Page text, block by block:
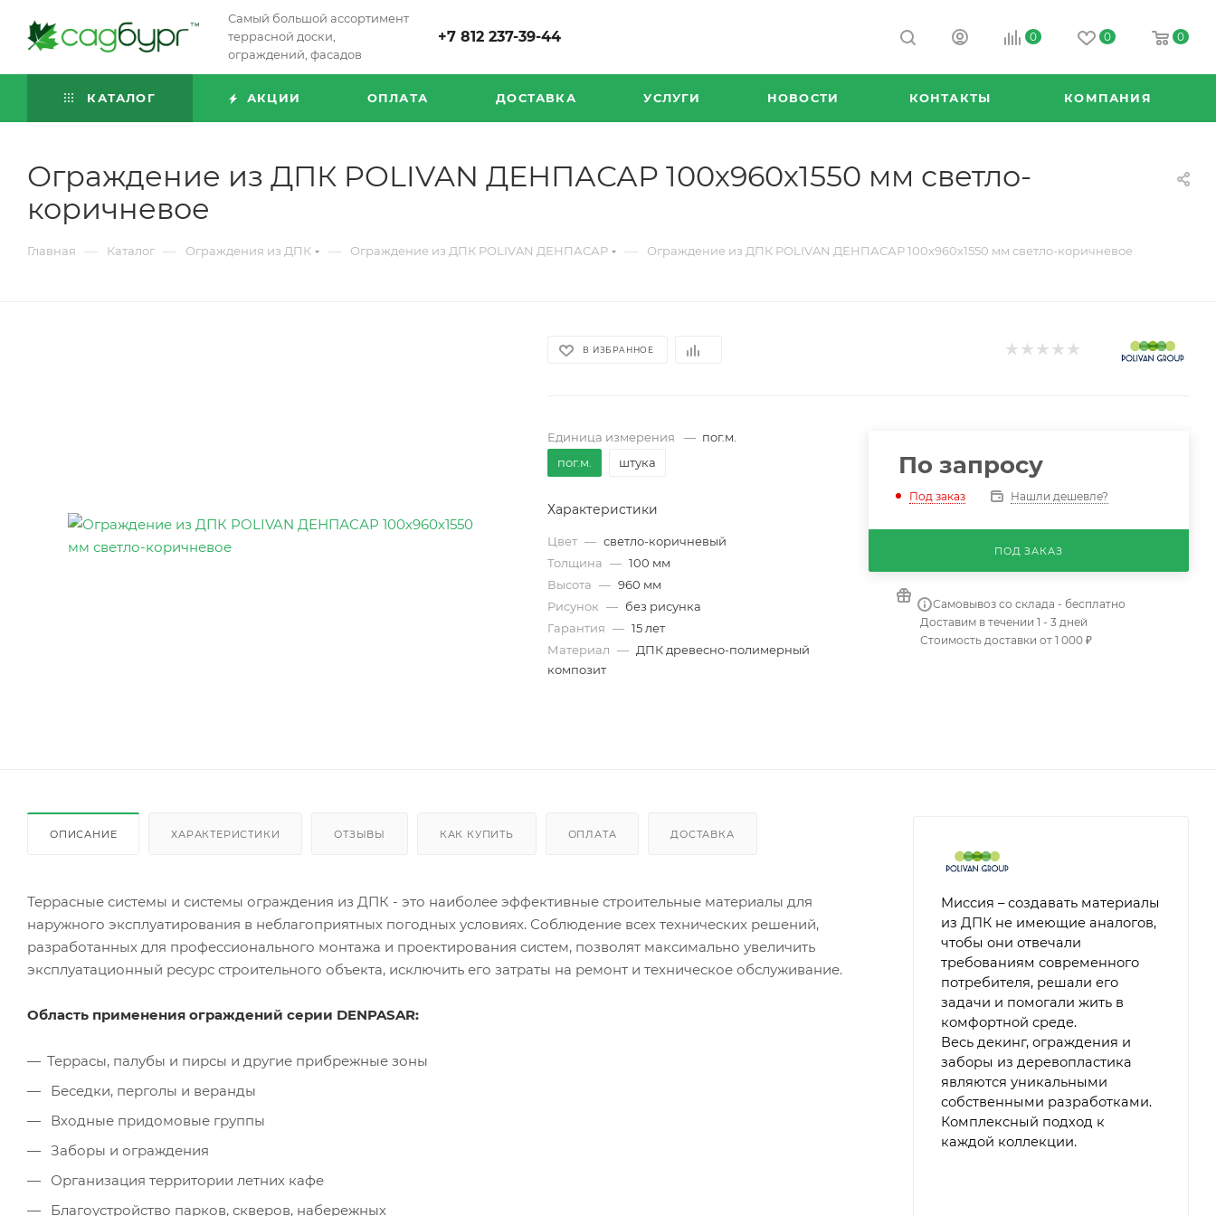
Самый большой ассортимент
террасной доски,
ограждений, фасадов
+7 812 237-39-44 0 0 0
КАТАЛОГ АКЦИИ ОПЛАТА ДОСТАВКА УСЛУГИ НОВОСТИ КОНТАКТЫ КОМПАНИЯ
Ограждение из ДПК POLIVAN ДЕНПАСАР 100х960х1550 мм светло-
коричневое
Главная — Каталог — Ограждения из ДПК — Ограждение из ДПК POLIVAN ДЕНПАСАР — Ограждение из ДПК POLIVAN ДЕНПАСАР 100х960х1550 мм светло-коричневое
В ИЗБРАННОЕ
Единица измерения — пог.м.
пог.м.
штука
Характеристики
Цвет — светло-коричневый
Толщина — 100 мм
Высота — 960 мм
Рисунок — без рисунка
Гарантия — 15 лет
Материал — ДПК древесно-полимерный
композит
По запросу
Под заказ Нашли дешевле?
ПОД ЗАКАЗ
Самовывоз со склада - бесплатно
Доставим в течении 1 - 3 дней
Стоимость доставки от 1 000 ₽
ОПИСАНИЕ ХАРАКТЕРИСТИКИ ОТЗЫВЫ КАК КУПИТЬ ОПЛАТА ДОСТАВКА
Террасные системы и системы ограждения из ДПК - это наиболее эффективные строительные материалы для
наружного эксплуатирования в неблагоприятных погодных условиях. Соблюдение всех технических решений,
разработанных для профессионального монтажа и проектирования систем, позволят максимально увеличить
эксплуатационный ресурс строительного объекта, исключить его затраты на ремонт и техническое обслуживание.
Область применения ограждений серии DENPASAR:
Террасы, палубы и пирсы и другие прибрежные зоны
Беседки, перголы и веранды
Входные придомовые группы
Заборы и ограждения
Организация территории летних кафе
Благоустройство парков, скверов, набережных
Миссия – создавать материалы
из ДПК не имеющие аналогов,
чтобы они отвечали
требованиям современного
потребителя, решали его
задачи и помогали жить в
комфортной среде.
Весь декинг, ограждения и
заборы из деревопластика
являются уникальными
собственными разработками.
Комплексный подход к
каждой коллекции.